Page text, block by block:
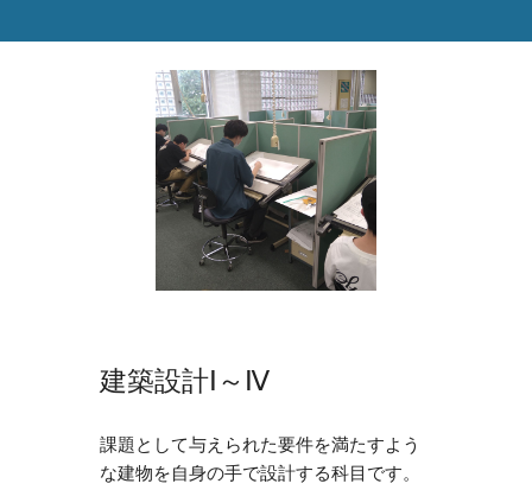
建築設計Ⅰ～Ⅳ
課題として与えられた要件を満たすよう
な建物を自身の手で設計する科目です。